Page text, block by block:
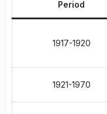
Period
1917-1920
1921-1970